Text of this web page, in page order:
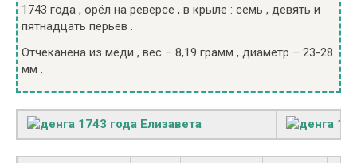
1743 года , орёл на реверсе , в крыле : семь , девять и
пятнадцать перьев .
Отчеканена из меди , вес – 8,19 грамм , диаметр – 23-28
мм .